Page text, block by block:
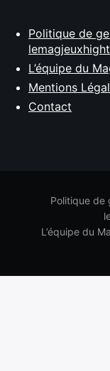
Politique de
L’équipe du
Mentions
Contact
Politique de
L’équipe du